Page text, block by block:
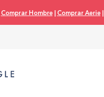
Comprar Hombre| Comprar Aerie|